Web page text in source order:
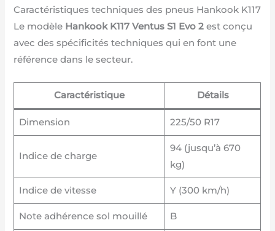
Caractéristiques techniques des pneus Hankook K117
Le modèle Hankook K117 Ventus S1 Evo 2 est conçu
avec des spécificités techniques qui en font une
référence dans le secteur.
Caractéristique Détails
Dimension 225/50 R17
Indice de charge
94 (jusqu’à 670
kg)
Indice de vitesse Y (300 km/h)
Note adhérence sol mouillé B